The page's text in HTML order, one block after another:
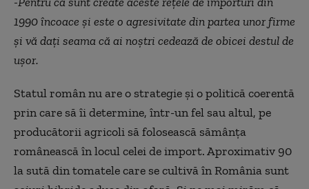
1990 încoace și este o agresivitate din partea unor firme
și vă dați seama că ai noștri cedează de obicei destul de
ușor.
Statul român nu are o strategie și o politică coerentă
prin care să îi determine, într-un fel sau altul, pe
producătorii agricoli să folosească sămânța
românească în locul celei de import. Aproximativ 90
la sută din tomatele care se cultivă în România sunt